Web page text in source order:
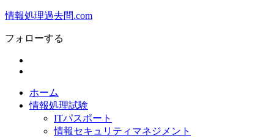
情報処理過去問.com
フォローする
ホーム
情報処理試験
ITパスポート
情報セキュリティマネジメント